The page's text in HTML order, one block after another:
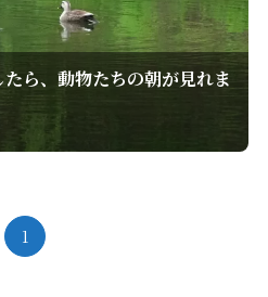
ら、動物たちの朝が見れま
1